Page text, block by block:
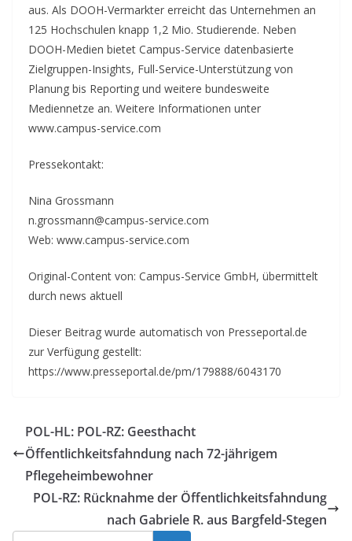
aus. Als DOOH-Vermarkter erreicht das Unternehmen an
125 Hochschulen knapp 1,2 Mio. Studierende. Neben
DOOH-Medien bietet Campus-Service datenbasierte
Zielgruppen-Insights, Full-Service-Unterstützung von
Planung bis Reporting und weitere bundesweite
Mediennetze an. Weitere Informationen unter
www.campus-service.com
Pressekontakt:
Nina Grossmann
n.grossmann@campus-service.com
Web: www.campus-service.com
Original-Content von: Campus-Service GmbH, übermittelt
durch news aktuell
Dieser Beitrag wurde automatisch von Presseportal.de
zur Verfügung gestellt:
https://www.presseportal.de/pm/179888/6043170
POL-HL: POL-RZ: Geesthacht
Öffentlichkeitsfahndung nach 72-jährigem
Pflegeheimbewohner
POL-RZ: Rücknahme der Öffentlichkeitsfahndung
nach Gabriele R. aus Bargfeld-Stegen